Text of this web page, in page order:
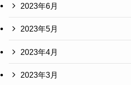
2023年6月
2023年5月
2023年4月
2023年3月